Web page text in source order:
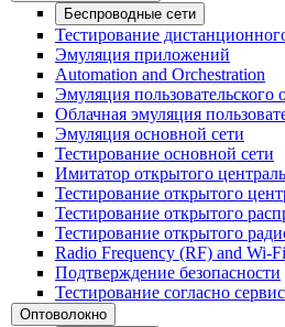
Беспроводные сети
Тестирование
Эмуляция приложений
Automation and Orchestration
Эмуляция пользовательского
Облачная эмуляция
Эмуляция основной сети
Тестирование основной сети
Имитатор открытого
Тестирование открытого
Тестирование открытого
Тестирование открытого
Radio Frequency (RF) and Wi-
Подтверждение безопасности
Тестирование согласно
Оптоволокно